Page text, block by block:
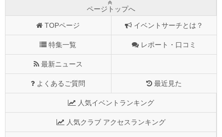
ページトップへ
TOPページ イベントサーチとは？
特集一覧 レポート・口コミ
最新ニュース
よくあるご質問 最近見た
人気イベントランキング
人気クラブ アクセスランキング